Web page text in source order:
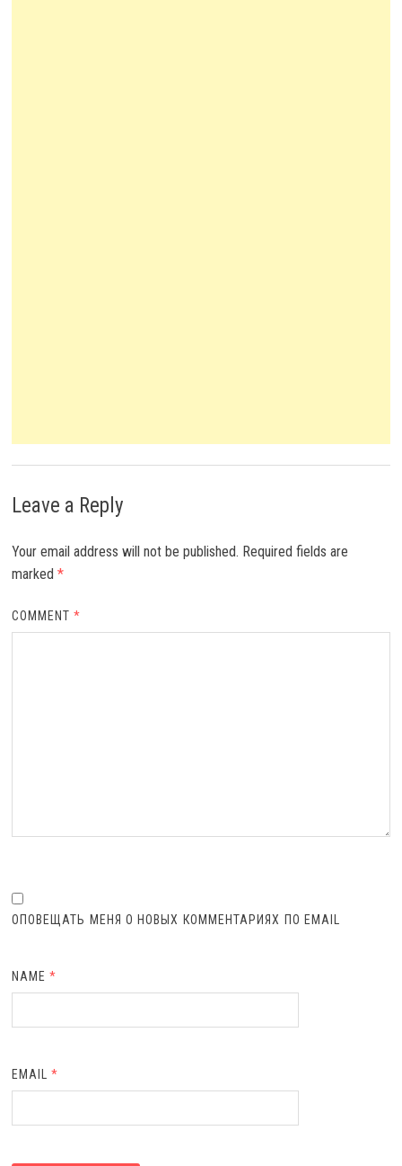
Leave a Reply
Your email address will not be published. Required fields are
marked *
COMMENT*
ОПОВЕЩАТЬ МЕНЯ О НОВЫХ КОММЕНТАРИЯХ ПО EMAIL
NAME*
EMAIL*